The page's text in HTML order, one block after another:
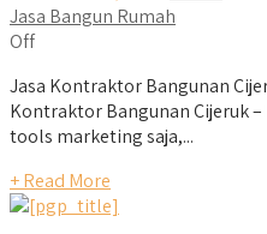
Jasa Bangun Rumah
Off
Jasa Kontraktor Bangunan
Kontraktor Bangunan Cijeruk
tools marketing saja,...
+ Read More